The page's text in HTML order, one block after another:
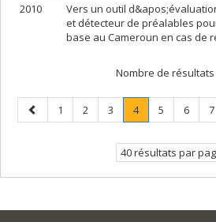
2010
Vers un outil
et détecteur de préalables
base au Cameroun en cas de
Nombre de résultats
Page
précédente
Page
1 Page
2 Page
3 Page
4.
Page
Page
5 Page
6 7
40 résultats par